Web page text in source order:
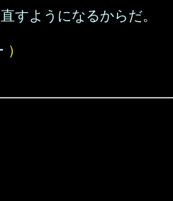
すようになるからだ。
）